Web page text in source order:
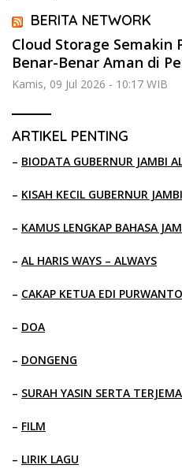
BERITA NETWORK
Cloud Storage Semakin
Benar-Benar Aman di
Kamis, 09 Jul 2026 - 10:17 WIB
ARTIKEL PENTING
– BIODATA GUBERNUR JAMBI
– KISAH KECIL GUBERNUR
– KAMUS LENGKAP BAHASA
– AL HARIS WAYS – ALWAYS
– CAKAP KETUA EDI PURWANTO
– DOA
– DONGENG
– SURAH YASIN SERTA
– FILM
– LIRIK LAGU